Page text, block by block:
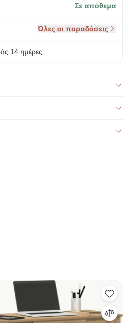
Σε απόθεμα
Όλες οι παραδόσεις
14 ημέρες